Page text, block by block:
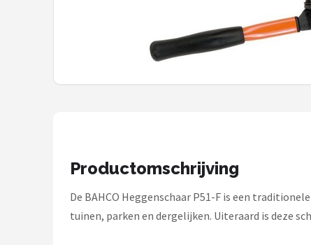
Talen Tools
Productomschrijving
De BAHCO Heggenschaar P51-F is een
tuinen, parken en dergelijken. Uiteraard is deze